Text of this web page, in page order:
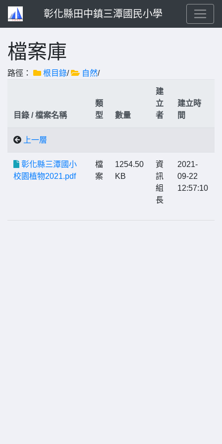
彰化縣田中鎮三潭國民小學
檔案庫
路徑： 根目錄/ 自然/
目錄 / 檔案名稱
類
型
數量
建
立
者
建立時
間
上一層
彰化縣三潭國小
校園植物2021.pdf
檔
案
1254.50
KB
資
訊
組
長
2021-
09-22
12:57:10